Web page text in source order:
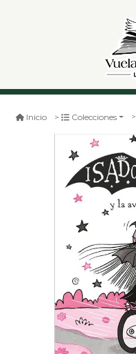
Inicio Colecciones